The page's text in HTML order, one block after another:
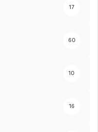
17
60
10
16